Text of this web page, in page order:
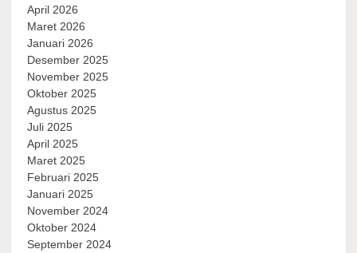
April 2026
Maret 2026
Januari 2026
Desember 2025
November 2025
Oktober 2025
Agustus 2025
Juli 2025
April 2025
Maret 2025
Februari 2025
Januari 2025
November 2024
Oktober 2024
September 2024